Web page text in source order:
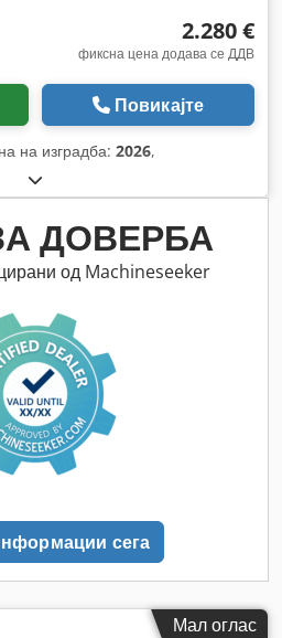
2.280 €
фиксна цена додава се ДДВ
Повикајте
на изградба: 2026,
ДОВЕРБА
од Machineseeker
сега
Мал оглас